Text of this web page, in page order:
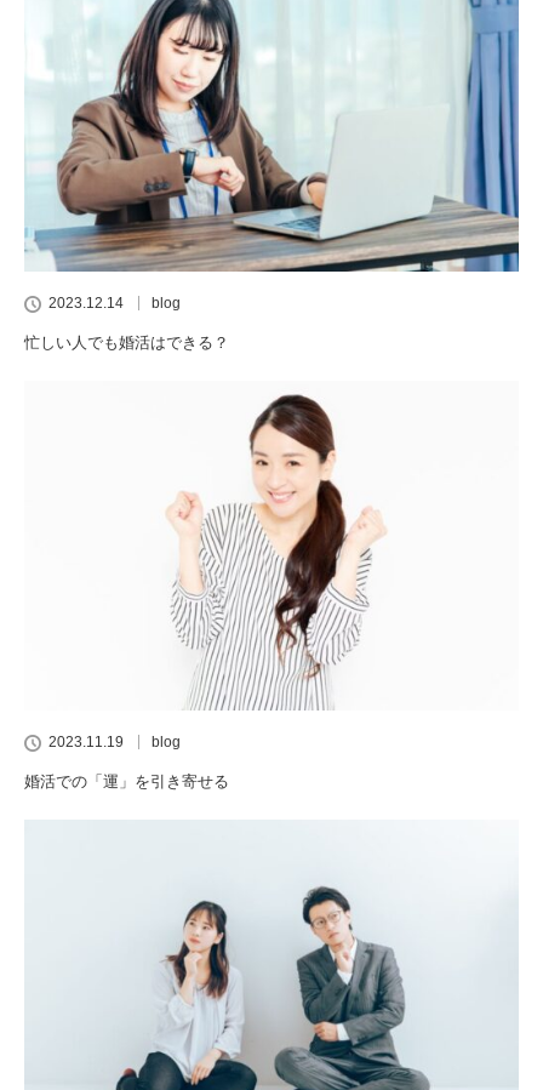
2023.12.14 blog
忙しい人でも婚活はできる？
2023.11.19 blog
婚活での「運」を引き寄せる